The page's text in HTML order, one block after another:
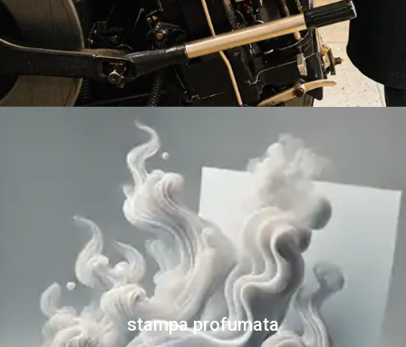
stampa profumata